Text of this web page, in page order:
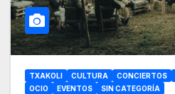
TXAKOLI CULTURA CONCIERTOS
OCIO
EVENTOS SIN CATEGORÍA